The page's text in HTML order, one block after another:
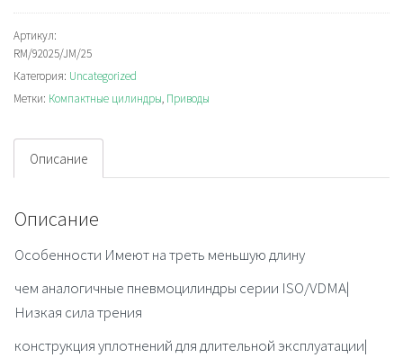
Артикул:
RM/92025/JM/25
Категория: Uncategorized
Метки: Компактные цилиндры, Приводы
Описание
Описание
Особенности Имеют на треть меньшую длину
чем аналогичные пневмоцилиндры серии ISO/VDMA|
Низкая сила трения
конструкция уплотнений для длительной эксплуатации|